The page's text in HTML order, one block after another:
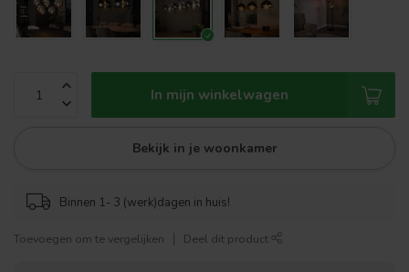
In mijn winkelwagen
Bekijk in je woonkamer
Binnen 1- 3 (werk)dagen in huis!
Toevoegen om te vergelijken Deel dit product